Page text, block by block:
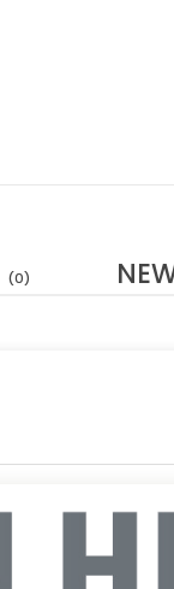
(0)